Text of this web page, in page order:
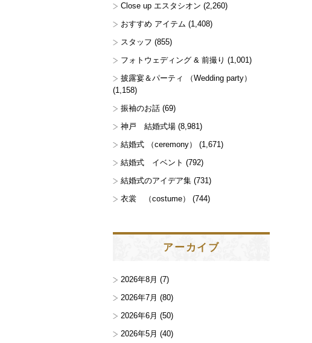
Close up エスタシオン (2,260)
おすすめ アイテム (1,408)
スタッフ (855)
フォトウェディング & 前撮り (1,001)
披露宴＆パーティ （Wedding party）
(1,158)
振袖のお話 (69)
神戸 結婚式場 (8,981)
結婚式 （ceremony）
(1,671)
結婚式 イベント (792)
結婚式のアイデア集 (731)
衣裳 （costume）
(744)
アーカイブ
2026年8月 (7)
2026年7月 (80)
2026年6月 (50)
2026年5月 (40)